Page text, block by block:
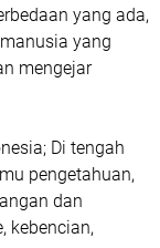
yang ada,
yang
mengejar
Di tengah
pengetahuan,
dan
kebencian,